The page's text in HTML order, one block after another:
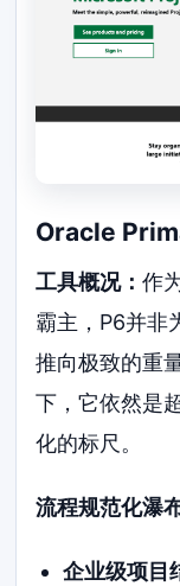
Oracle
工具概况：作
霸主，P6并非
推向极致的重
下，它依然是
化的标尺。
流程规范化瀑
企业级项目